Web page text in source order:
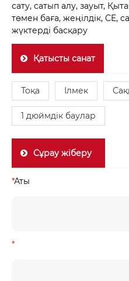
сату, сатып алу, зауыт,
төмен баға, жеңілдік, CE,
жүктерді басқару
Қатысты санат
Тоқа Ілмек
1 дюймдік баулар
Сұрау жіберу
*Аты
*